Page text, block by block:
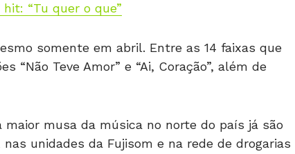
“Tu quer o que”
somente em abril. Entre as 14 faixas que
“Não Teve Amor” e “Ai, Coração”, além de
maior musa da música no norte do país já são
unidades da Fujisom e na rede de drogarias